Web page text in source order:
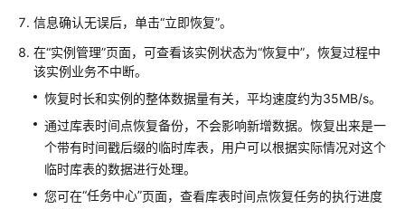
API
参
考
(阿
扎
比
区
域)
信息确认无误后，单击“立即恢复”。
在“实例管理”页面，可查看该实例状态为“恢复中”，恢复过程中
该实例业务不中断。
恢复时长和实例的整体数据量有关，平均速度约为35MB/s。
通过库表时间点恢复备份，不会影响新增数据。恢复出来是一
个带有时间戳后缀的临时库表，用户可以根据实际情况对这个
临时库表的数据进行处理。
您可在“任务中心”页面，查看库表时间点恢复任务的执行进度